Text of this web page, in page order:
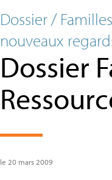
Dossier /
nouveaux
Dossier
le 20 mars 2009